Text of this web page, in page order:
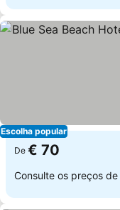
Escolha popular
De € 70
Consulte os preços de